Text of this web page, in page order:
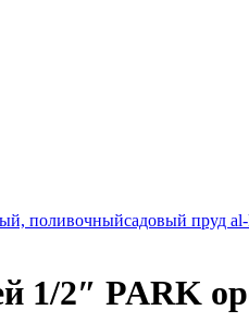
поливочныйсадовый пруд
1/2″ PARK